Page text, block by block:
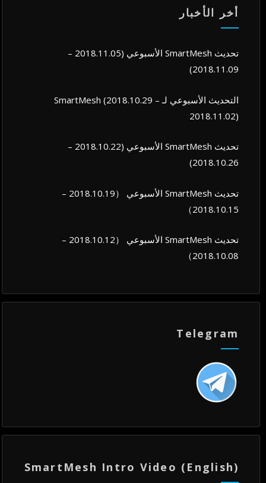
أخر الأخبار
تحديث SmartMesh الأسبوعي (2018.11.05 –
2018.11.09)
التحديث الأسبوعي لـ SmartMesh (2018.10.29 –
2018.11.02)
تحديث SmartMesh الأسبوعي (2018.10.22 –
2018.10.26)
تحديث SmartMesh الأسبوعي （2018.10.19 –
2018.10.15）
تحديث SmartMesh الأسبوعي （2018.10.12 –
2018.10.08）
Telegram
SmartMesh Intro Video (English)